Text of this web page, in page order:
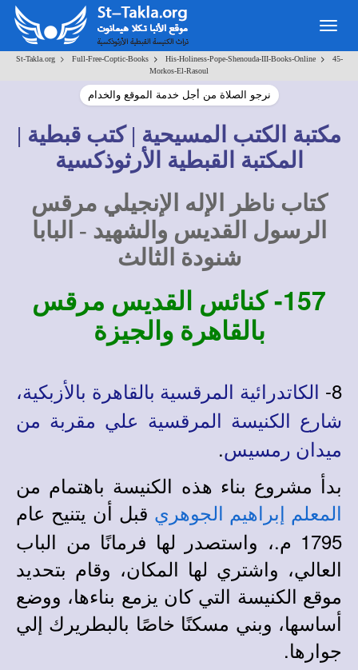
St-Takla.org> Full-Free-Coptic-Books> His-Holiness-Pope-Shenouda-III-Books-Online>
45-
Morkos-El-Rasoul
نرجو الصلاة من أجل خدمة الموقع والخدام
مكتبة الكتب المسيحية | كتب قبطية |
المكتبة القبطية الأرثوذكسية
كتاب ناظر الإله الإنجيلي مرقس
الرسول القديس والشهيد - البابا
شنودة الثالث
157-
كنائس القديس مرقس
بالقاهرة والجيزة
8-
الكاتدرائية المرقسية بالقاهرة بالأزبكية،
شارع الكنيسة المرقسية علي مقربة من
ميدان رمسيس.
بدأ مشروع بناء هذه الكنيسة باهتمام من
المعلم إبراهيم الجوهري قبل أن يتنيح عام
1795 م.، واستصدر لها فرمانًا من الباب
العالي، واشتري لها المكان، وقام بتحديد
موقع الكنيسة التي كان يزمع بناءها، ووضع
أساسها، وبني مسكنًا خاصًا بالبطريرك إلي
جوارها.